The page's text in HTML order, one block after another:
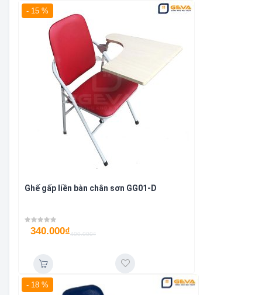
- 15 %
Ghế gấp liền bàn chân sơn GG01-D
400.000₫
340.000₫
- 18 %